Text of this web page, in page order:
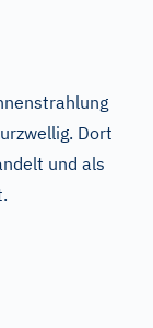
Dort
und als